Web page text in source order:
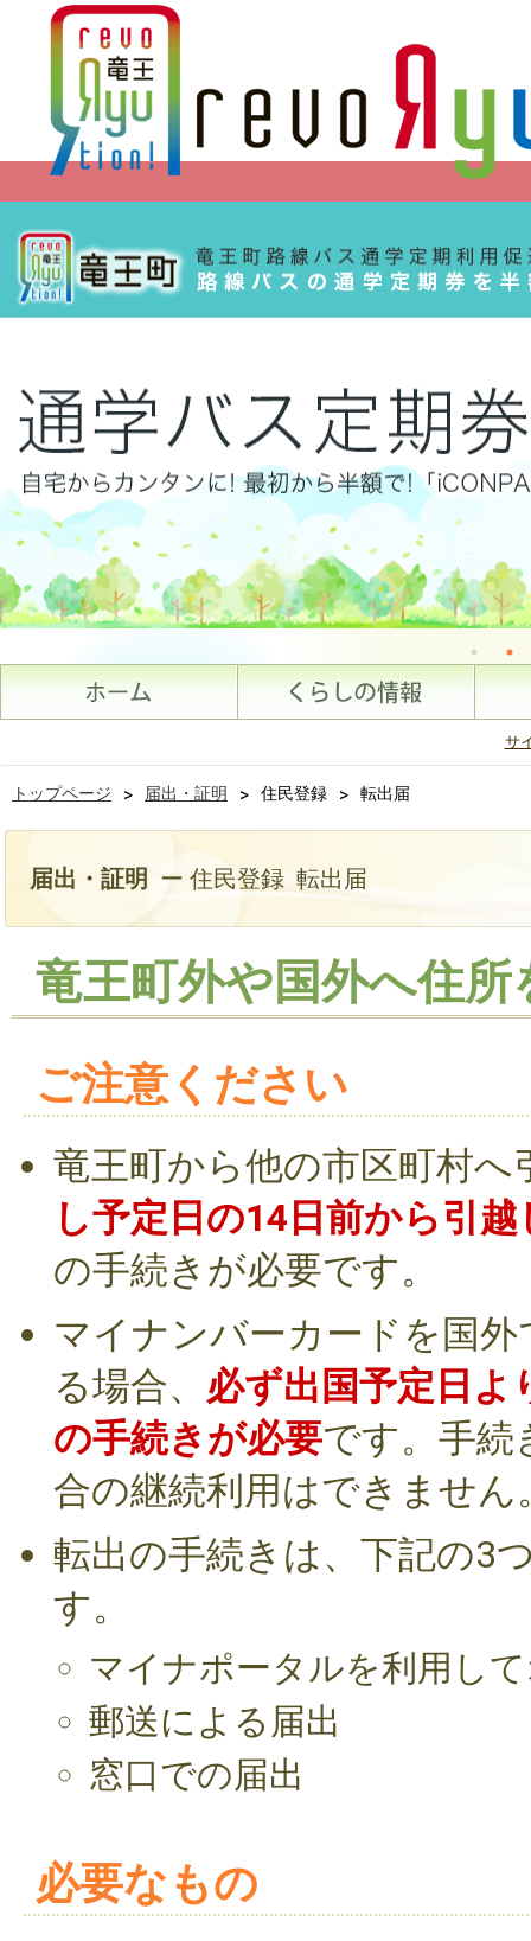
サ
トップページ > 届出・証明 > 住民登録 > 転出届
届出・証明 ー 住民登録 転出届
竜王町外や国外へ住所
ご注意ください
竜王町から他の市区町村へ
し予定日の14日前から引
の手続きが必要です。
マイナンバーカードを国
る場合、 必ず出国予定日よ
の手続きが必要です。手続
合の継続利用はできません
転出の手続きは、下記の3
す。
マイナポータルを利用し
郵送による届出
窓口での届出
必要なもの